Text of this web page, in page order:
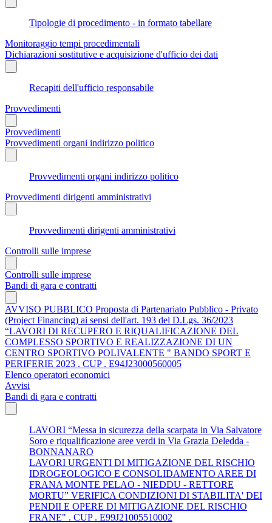
Tipologie di procedimento - in formato tabellare
Monitoraggio tempi procedimentali
Dichiarazioni sostitutive e acquisizione d'ufficio dei dati
Recapiti dell'ufficio responsabile
Provvedimenti
Provvedimenti
Provvedimenti organi indirizzo politico
Provvedimenti organi indirizzo politico
Provvedimenti dirigenti amministrativi
Provvedimenti dirigenti amministrativi
Controlli sulle imprese
Controlli sulle imprese
Bandi di gara e contratti
AVVISO PUBBLICO Proposta di Partenariato Pubblico - Privato
(Project Financing) ai sensi dell'art. 193 del D.Lgs. 36/2023
“LAVORI DI RECUPERO E RIQUALIFICAZIONE DEL
COMPLESSO SPORTIVO E REALIZZAZIONE DI UN
CENTRO SPORTIVO POLIVALENTE " BANDO SPORT E
PERIFERIE 2023 . CUP . E94J23000560005
Elenco operatori economici
Avvisi
Bandi di gara e contratti
LAVORI “Messa in sicurezza della scarpata in Via Salvatore
Soro e riqualificazione aree verdi in Via Grazia Deledda -
BONNANARO
LAVORI URGENTI DI MITIGAZIONE DEL RISCHIO
IDROGEOLOGICO E CONSOLIDAMENTO AREE DI
FRANA MONTE PELAO - NIEDDU - RETTORE
MORTU” VERIFICA CONDIZIONI DI STABILITA' DEI
PENDII E OPERE DI MITIGAZIONE DEL RISCHIO
FRANE" . CUP . E99J21005510002